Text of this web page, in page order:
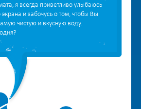
я всегда приветливо улыбаюсь
и забочусь о том, чтобы Вы
чистую и вкусную воду.